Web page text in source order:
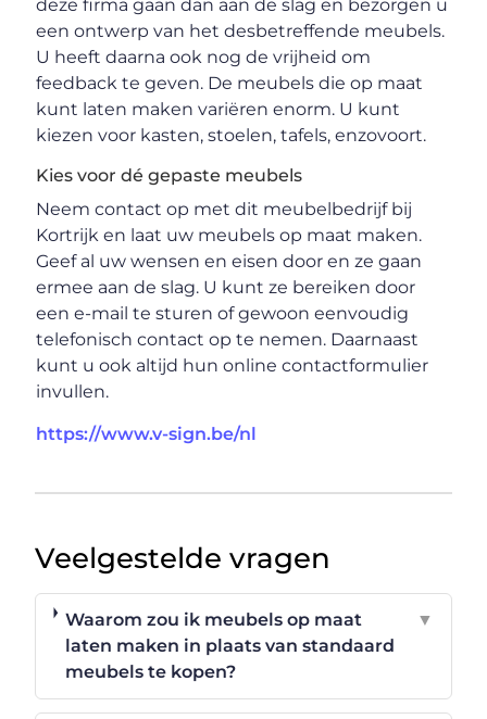
deze firma gaan dan aan de slag en bezorgen u
een ontwerp van het desbetreffende meubels.
U heeft daarna ook nog de vrijheid om
feedback te geven. De meubels die op maat
kunt laten maken variëren enorm. U kunt
kiezen voor kasten, stoelen, tafels, enzovoort.
Kies voor dé gepaste meubels
Neem contact op met dit meubelbedrijf bij
Kortrijk en laat uw meubels op maat maken.
Geef al uw wensen en eisen door en ze gaan
ermee aan de slag. U kunt ze bereiken door
een e-mail te sturen of gewoon eenvoudig
telefonisch contact op te nemen. Daarnaast
kunt u ook altijd hun online contactformulier
invullen.
https://www.v-sign.be/nl
Veelgestelde vragen
Waarom zou ik meubels op maat
laten maken in plaats van standaard
meubels te kopen?
▼